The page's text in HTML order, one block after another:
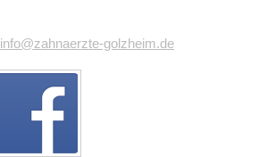
info@zahnaerzte-golzheim.de